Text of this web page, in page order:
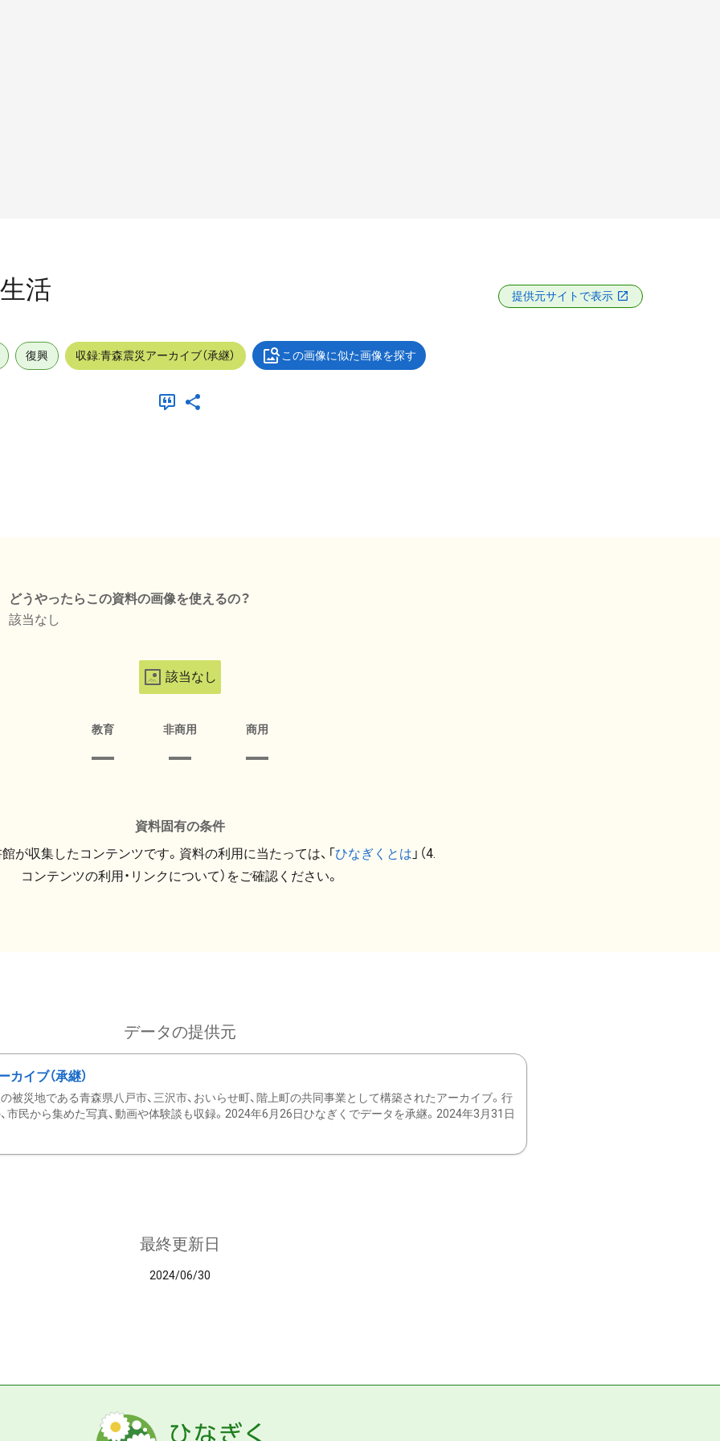
活 提供元サイトで表示
復興 収録:青森震災アーカイブ（承継） この画像に似た画像を探す
どうやったらこの資料の画像を使えるの？
該当なし
該当なし
教育 非商用 商用
資料固有の条件
が収集したコンテンツです。資料の利用に当たっては、「ひなぎくとは 」（4.
コンテンツの利用・リンクについて）をご確認ください。
データの提供元
イブ（承継）
被災地である青森県八戸市、三沢市、おいらせ町、階上町の共同事業として構築されたアーカイブ。行
市民から集めた写真、動画や体験談も収録。2024年6月26日ひなぎくでデータを承継。2024年3月31日
最終更新日
2024/06/30